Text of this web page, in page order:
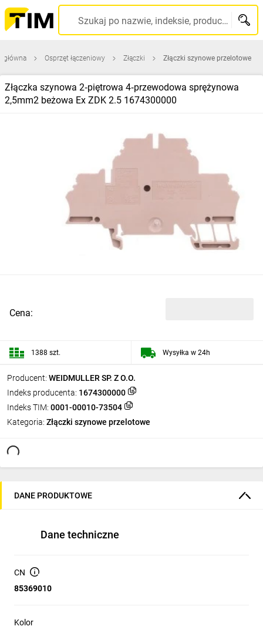
Szukaj po nazwie, indeksie, producencie, kodzie kreskowym...
główna Osprzęt łączeniowy Złączki Złączki szynowe przelotowe
Złączka szynowa 2‑piętrowa 4‑przewodowa sprężynowa
2,5mm2 beżowa Ex ZDK 2.5 1674300000
Producent: WEIDMULLER SP. Z O.O.
Indeks producenta: 1674300000
Indeks TIM: 0001-00010-73504
Kategoria: Złączki szynowe przelotowe
Cena:
1388 szt. Wysyłka w 24h
DANE PRODUKTOWE
Dane techniczne
CN
85369010
Kolor